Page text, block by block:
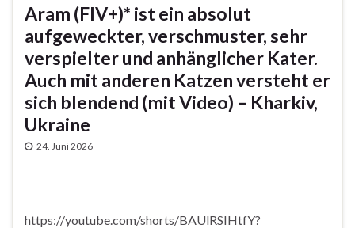
Aram (FIV+)* ist ein absolut
aufgeweckter, verschmuster, sehr
verspielter und anhänglicher Kater.
Auch mit anderen Katzen versteht er
sich blendend (mit Video) – Kharkiv,
Ukraine
24. Juni 2026
https://youtube.com/shorts/BAUlRSIHtfY?